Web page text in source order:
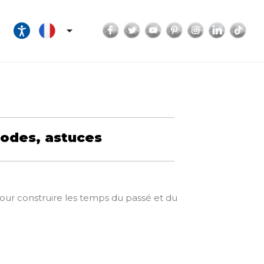
 Facebook
TwitterYouTubePinterestInstagram
astuces
construire les temps du passé et du